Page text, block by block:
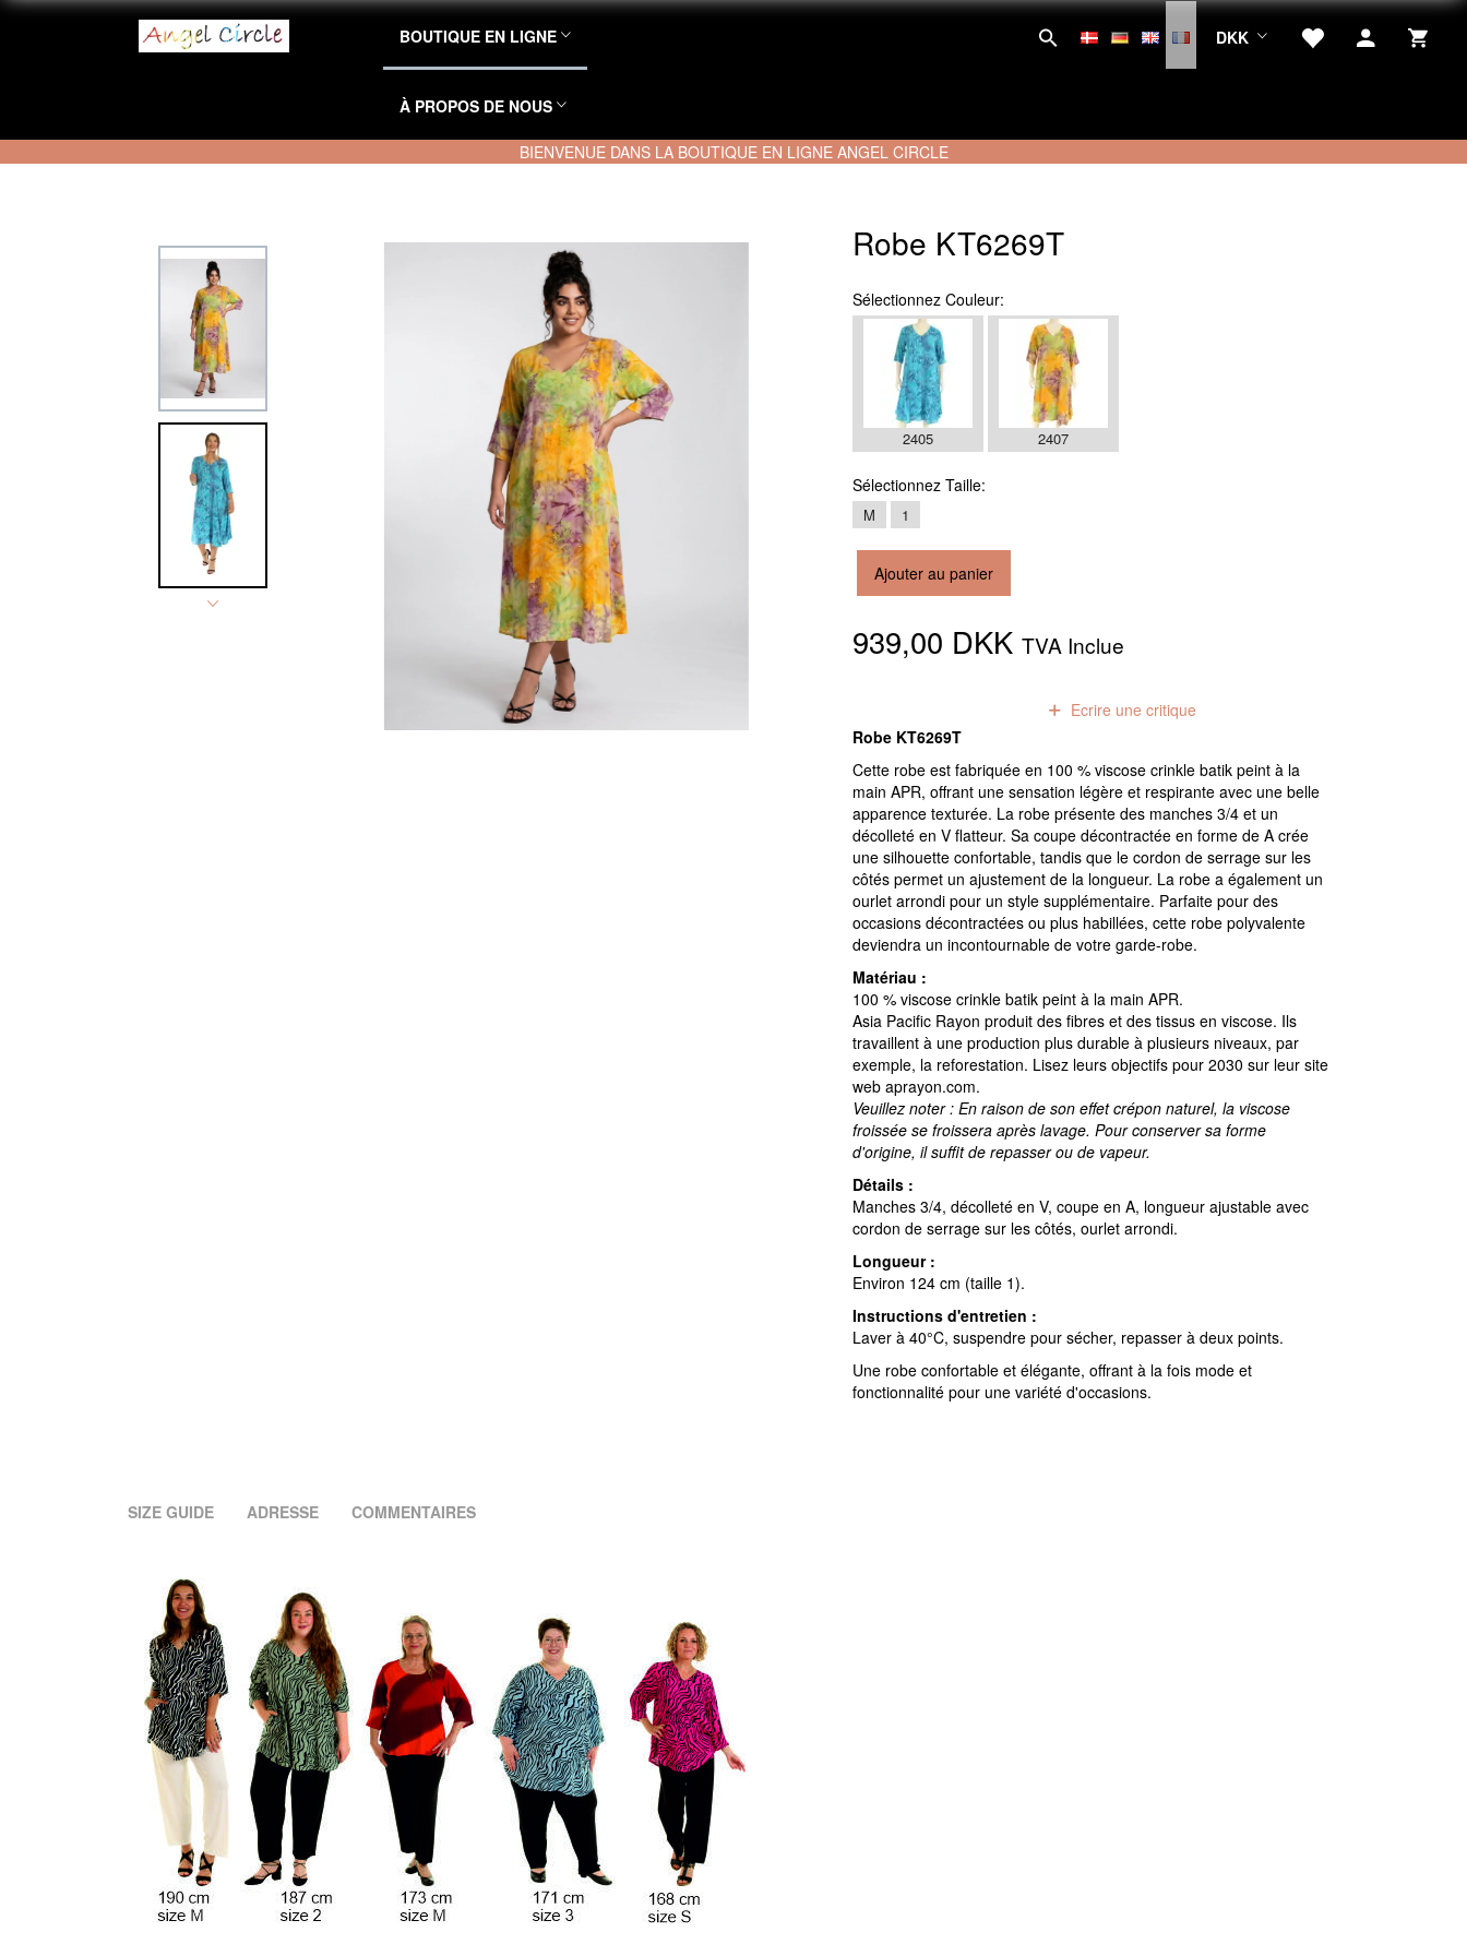
BOUTIQUE EN LIGNE
À PROPOS DE NOUS
DKK
BIENVENUE DANS LA BOUTIQUE EN LIGNE ANGEL CIRCLE
Robe KT6269T
Sélectionnez Couleur:
2405 2407
Sélectionnez Taille:
M 1
Ajouter au panier
939,00 DKKTVA Inclue
Ecrire une critique
Robe KT6269T
Cette robe est fabriquée en 100 % viscose crinkle batik peint à la
main APR, offrant une sensation légère et respirante avec une belle
apparence texturée. La robe présente des manches 3/4 et un
décolleté en V flatteur. Sa coupe décontractée en forme de A crée
une silhouette confortable, tandis que le cordon de serrage sur les
côtés permet un ajustement de la longueur. La robe a également un
ourlet arrondi pour un style supplémentaire. Parfaite pour des
occasions décontractées ou plus habillées, cette robe polyvalente
deviendra un incontournable de votre garde-robe.
Matériau :
100 % viscose crinkle batik peint à la main APR.
Asia Pacific Rayon produit des fibres et des tissus en viscose. Ils
travaillent à une production plus durable à plusieurs niveaux, par
exemple, la reforestation. Lisez leurs objectifs pour 2030 sur leur site
web aprayon.com.
Veuillez noter : En raison de son effet crépon naturel, la viscose
froissée se froissera après lavage. Pour conserver sa forme
d'origine, il suffit de repasser ou de vapeur.
Détails :
Manches 3/4, décolleté en V, coupe en A, longueur ajustable avec
cordon de serrage sur les côtés, ourlet arrondi.
Longueur :
Environ 124 cm (taille 1).
Instructions d'entretien :
Laver à 40°C, suspendre pour sécher, repasser à deux points.
Une robe confortable et élégante, offrant à la fois mode et
fonctionnalité pour une variété d'occasions.
SIZE GUIDE ADRESSE COMMENTAIRES